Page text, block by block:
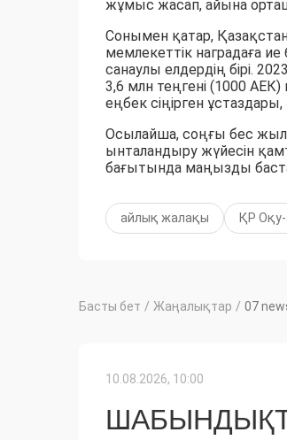
жұмыс жасап, айына
Сонымен қатар, Қазақстан
мемлекеттік наградаға
санаулы елдердің бірі.
3,6 млн теңгені (1000
еңбек сіңірген
Осылайша, соңғы бес
ынталандыру жүйесін
бағытында маңызды
айлық жалақы ҚР Оқу-
Басты бет / Жаңалықтар / 07
10.08.2026, 10:00